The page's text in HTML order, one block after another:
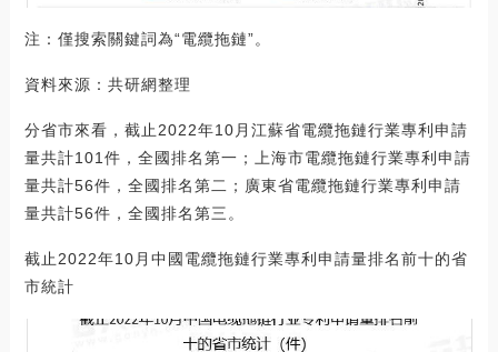
注：僅搜索關鍵詞為“電纜拖鏈”。
資料來源：共研網整理
分省市來看，截止2022年10月江蘇省電纜拖鏈行業專利申請
量共計101件，全國排名第一；上海市電纜拖鏈行業專利申請
量共計56件，全國排名第二；廣東省電纜拖鏈行業專利申請
量共計56件，全國排名第三。
截止2022年10月中國電纜拖鏈行業專利申請量排名前十的省
市統計